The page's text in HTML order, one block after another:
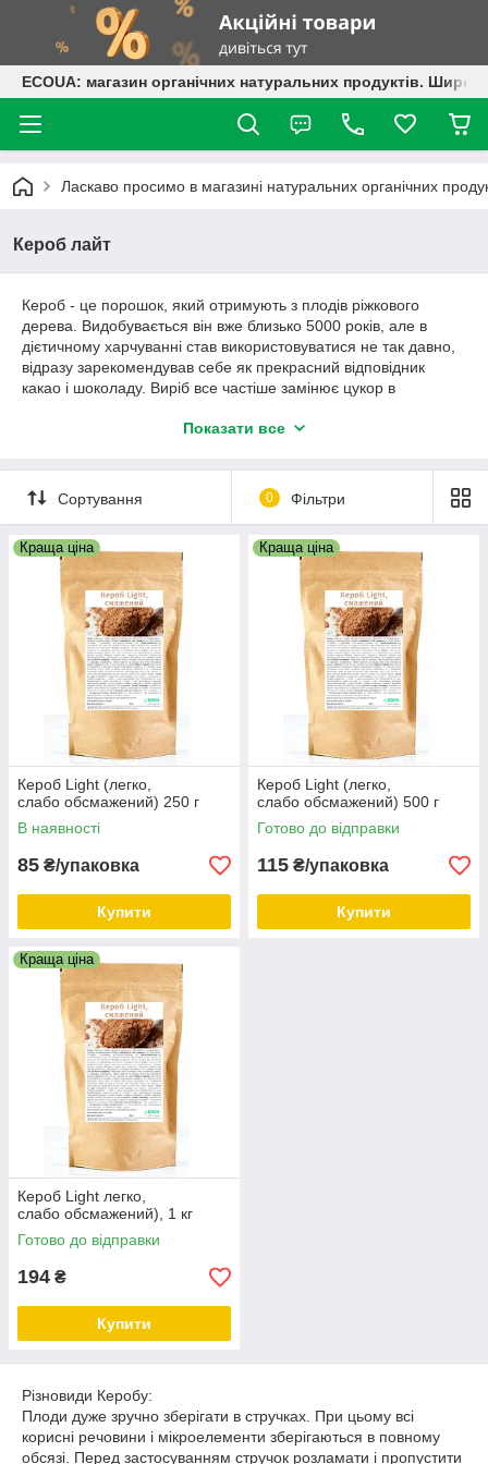
ECOUA: магазин органічних натуральних продуктів.
Ласкаво просимо в магазині натуральних органічних
Кероб лайт
Кероб - це порошок, який отримують з плодів ріжкового
дерева. Видобувається він вже близько 5000 років, але в
дієтичному харчуванні став використовуватися не так давно,
відразу зарекомендував себе як прекрасний відповідник
какао і шоколаду. Виріб все частіше замінює цукор в
протикашльові препарати та інші медикаменти з метою
Показати все
Сортування 0 Фільтри
Краща ціна
Кероб Light (легко,
слабо обсмажений) 250 г
В наявності
85 ₴/упаковка
Купити
Краща ціна
Кероб Light (легко,
слабо обсмажений) 500 г
Готово до відправки
115 ₴/упаковка
Купити
Краща ціна
Кероб Light легко,
слабо обсмажений), 1 кг
Готово до відправки
194 ₴
Купити
Різновиди Керобу:
Плоди дуже зручно зберігати в стручках. При цьому всі
корисні речовини і мікроелементи зберігаються в повному
обсязі. Перед застосуванням стручок розламати і пропустити